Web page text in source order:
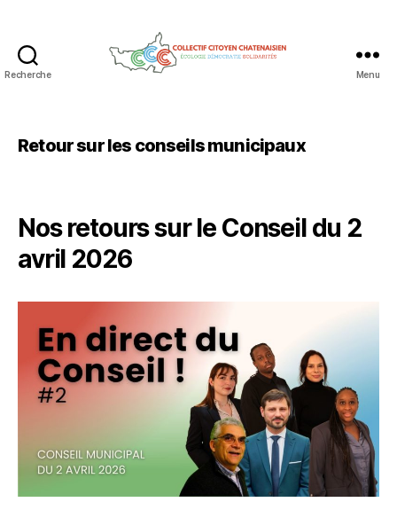
Recherche Menu
Retour sur les conseils municipaux
Nos retours sur le Conseil du 2
avril 2026